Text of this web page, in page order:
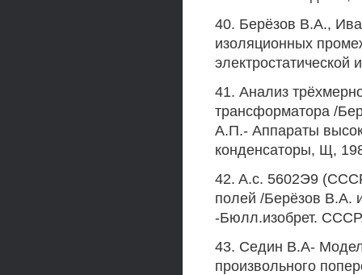
40. Берёзов В.А.,
изоляционных
электростатической
41. Анализ
трансформатора /
А.П.- Аппараты
конденсаторы, Щ,
42. A.c. 5602Э9
полей /Берёзов В.А.
-Бюлл.изобрет.
43. Седин В.А-
произвольного